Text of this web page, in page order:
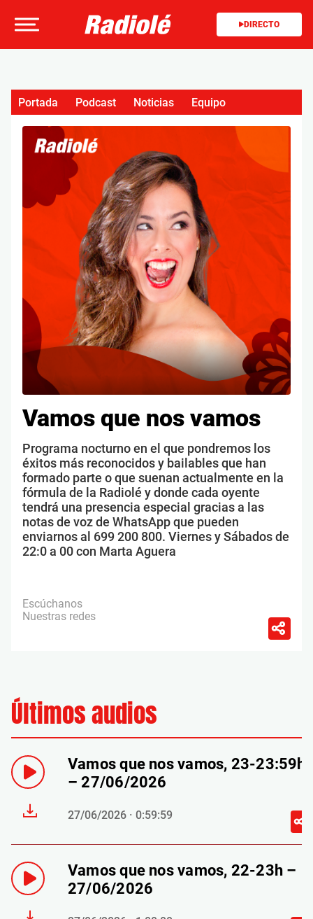
DIRECTO
Vamos que nos vamos
Programa nocturno en el que pondremos los
éxitos más reconocidos y bailables que han
formado parte o que suenan actualmente en la
fórmula de la Radiolé y donde cada oyente
tendrá una presencia especial gracias a las
notas de voz de WhatsApp que pueden
enviarnos al 699 200 800. Viernes y Sábados de
22:0 a 00 con Marta Aguera
Escúchanos
Nuestras redes
Portada Podcast Noticias Equipo
Últimos audios
Vamos que nos vamos, 23-23:59h
– 27/06/2026
27/06/2026 · 0:59:59
Vamos que nos vamos, 22-23h –
27/06/2026